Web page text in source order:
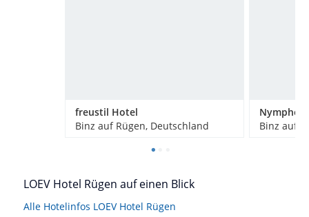
freustil Hotel
Binz auf Rügen, Deutschland
Binz auf
LOEV Hotel Rügen auf einen Blick
Alle Hotelinfos LOEV Hotel Rügen